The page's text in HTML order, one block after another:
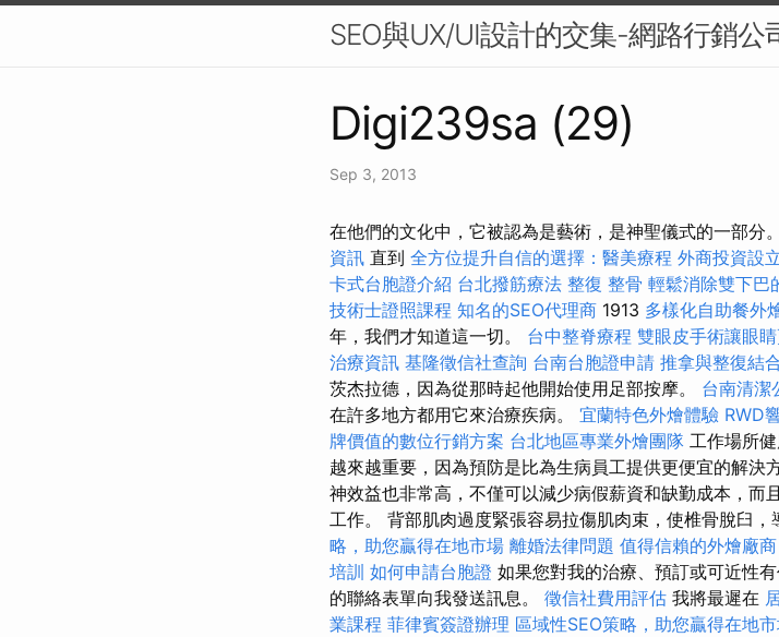
SEO與UX/UI設計的交集-網路行銷公
Digi239sa (29)
Sep 3, 2013
在他們的文化中，它被認為是藝術，是神聖儀式的一部分。
資訊 直到 全方位提升自信的選擇：醫美療程 外商投資設
卡式台胞證介紹 台北撥筋療法 整復 整骨 輕鬆消除雙下巴
技術士證照課程 知名的SEO代理商 1913 多樣化自助餐外
年，我們才知道這一切。 台中整脊療程 雙眼皮手術讓眼
治療資訊 基隆徵信社查詢 台南台胞證申請 推拿與整復結
茨杰拉德，因為從那時起他開始使用足部按摩。 台南清潔
在許多地方都用它來治療疾病。 宜蘭特色外燴體驗 RWD
牌價值的數位行銷方案 台北地區專業外燴團隊 工作場所
越來越重要，因為預防是比為生病員工提供更便宜的解決
神效益也非常高，不僅可以減少病假薪資和缺勤成本，而
工作。 背部肌肉過度緊張容易拉傷肌肉束，使椎骨脫臼，
略，助您贏得在地市場 離婚法律問題 值得信賴的外燴廠商
培訓 如何申請台胞證 如果您對我的治療、預訂或可近性
的聯絡表單向我發送訊息。 徵信社費用評估 我將最遲在
業課程 菲律賓簽證辦理 區域性SEO策略，助您贏得在地